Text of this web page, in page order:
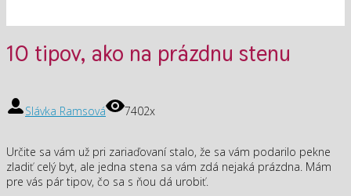
10 tipov, ako na prázdnu stenu
Slávka Ramsová 7402x
Určite sa vám už pri zariaďovaní stalo, že sa vám podarilo pekne
zladiť celý byt, ale jedna stena sa vám zdá nejaká prázdna. Mám
pre vás pár tipov, čo sa s ňou dá urobiť.